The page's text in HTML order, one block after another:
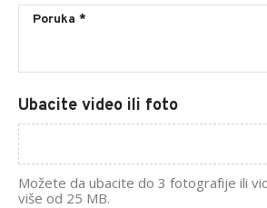
Ubacite video ili foto
Možete da ubacite do 3 fotografije ili
više od 25 MB.